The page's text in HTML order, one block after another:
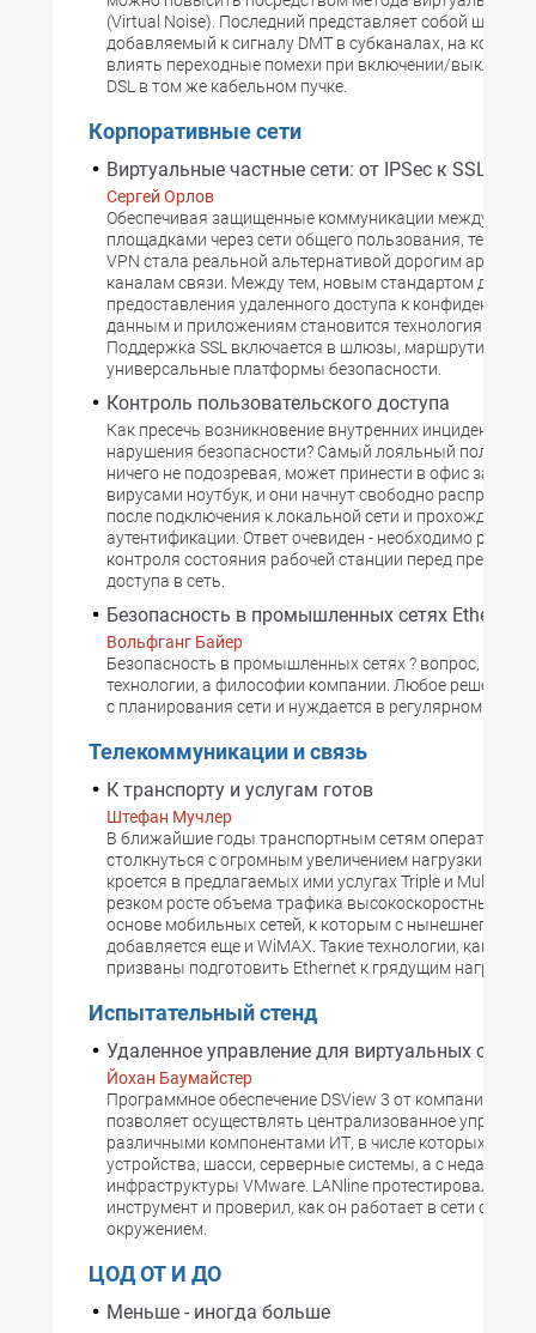
(Virtual Noise). Последний представляет собой шум,
добавляемый к сигналу DMT в субканалах, на
влиять переходные помехи при включении/
DSL в том же кабельном пучке.
Корпоративные сети
Виртуальные частные сети: от IPSec к SSL
Сергей Орлов
Обеспечивая защищенные коммуникации между
площадками через сети общего пользования,
VPN стала реальной альтернативой дорогим
каналам связи. Между тем, новым стандартом для
предоставления удаленного доступа к
данным и приложениям становится технология SSL
Поддержка SSL включается в шлюзы,
универсальные платформы безопасности.
Контроль пользовательского доступа
Как пресечь возникновение внутренних инцидентов
нарушения безопасности? Самый лояльный
ничего не подозревая, может принести в офис
вирусами ноутбук, и они начнут свободно
после подключения к локальной сети и прохождения
аутентификации. Ответ очевиден - необходимо
контроля состояния рабочей станции перед
доступа в сеть.
Безопасность в промышленных сетях Ethernet
Вольфганг Байер
Безопасность в промышленных сетях ? вопрос,
технологии, а философии компании. Любое решение
с планирования сети и нуждается в регулярном
Телекоммуникации и связь
К транспорту и услугам готов
Штефан Мучлер
В ближайшие годы транспортным сетям операторов
столкнуться с огромным увеличением нагрузки.
кроется в предлагаемых ими услугах Triple и Multi
резком росте объема трафика высокоскоростных
основе мобильных сетей, к которым с нынешнего года
добавляется еще и WiMAX. Такие технологии, как PBB-
призваны подготовить Ethernet к грядущим
Испытательный стенд
Удаленное управление для виртуальных сетей
Йохан Баумайстер
Программное обеспечение DSView 3 от компании
позволяет осуществлять централизованное
различными компонентами ИТ, в числе которых -
устройства, шасси, серверные системы, а с недавних
инфраструктуры VMware. LANline протестировал этот
инструмент и проверил, как он работает в сети с
окружением.
ЦОД ОТ И ДО
Меньше - иногда больше